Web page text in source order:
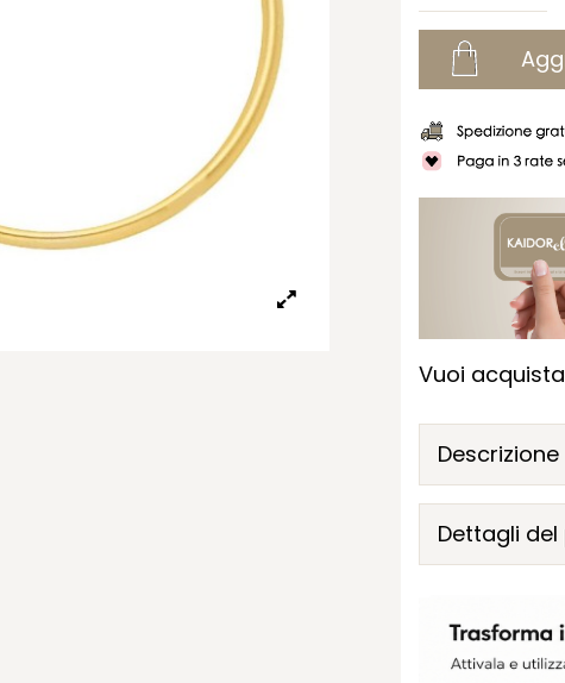
Vuoi
Descrizione
Dettagli